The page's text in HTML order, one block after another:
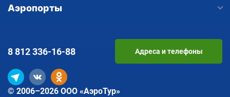
Аэропорты
© 2006–2026 ООО «АэроТур»
8 812336-16-88 Адреса и телефоны